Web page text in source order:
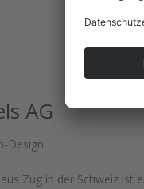
AG
Design
Zug in der Schweiz